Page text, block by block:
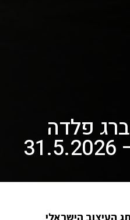
פלדה
העיצוב הישראלי